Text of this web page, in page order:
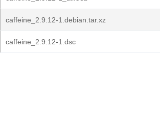
caffeine_2.9.12-1.debian.tar.xz
caffeine_2.9.12-1.dsc